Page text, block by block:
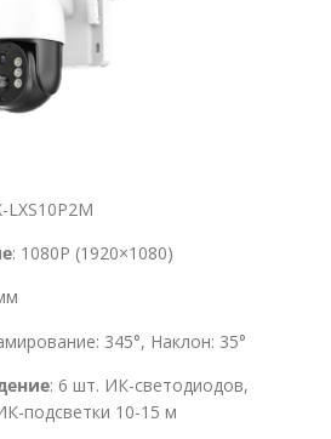
LXS10P2M
: 1080P (1920×1080)
345°, Наклон: 35°
: 6 шт. ИК-светодиодов,
подсветки 10-15 м